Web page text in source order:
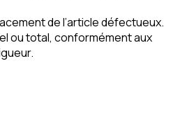
de l’article défectueux.
ou total, conformément aux